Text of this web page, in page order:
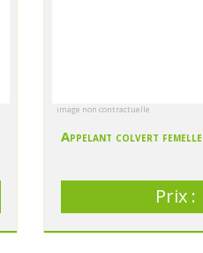
image non contractuelle
Appelant colvert femelle
Prix :